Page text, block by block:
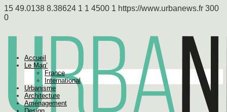
15 49.0138 8.38624 1 1 4500 1 https://www.urbanews.fr 300
0
Accueil
Le Mag’
France
International
Urbanisme
Architecture
Aménagement